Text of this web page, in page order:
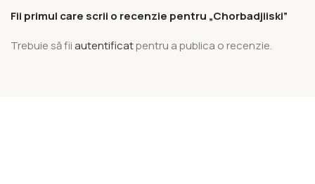
Fii primul care scrii o recenzie pentru „Chorbadjiiski”
Trebuie să fiiautentificatpentru a publica o recenzie.